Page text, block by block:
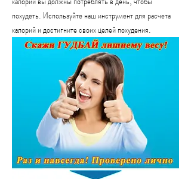
похудеть. Используйте наш инструмент для расчета
калорий и достигните своих целей похудения.